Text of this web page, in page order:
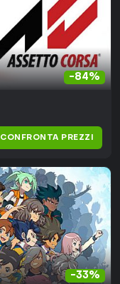
-84%
CONFRONTA PREZZI
-33%